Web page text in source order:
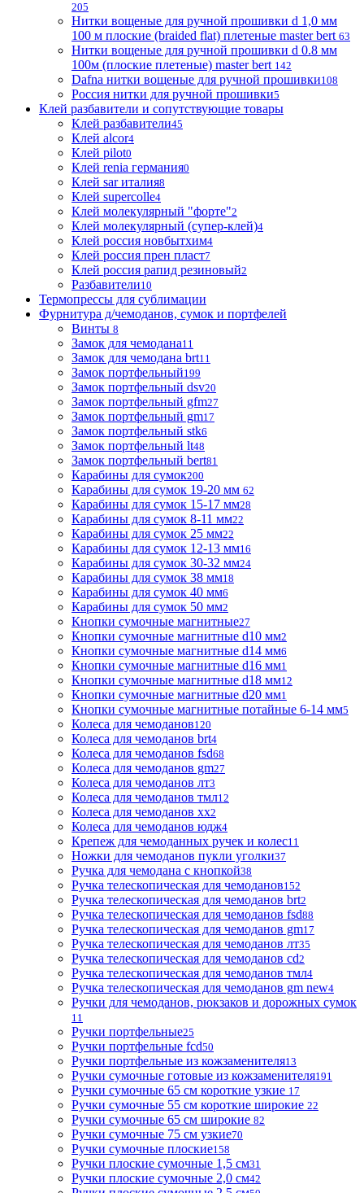
205
Нитки вощеные для ручной прошивки d 1,0 мм
100 м плоские (braided flat) плетеные master bert 63
Нитки вощеные для ручной прошивки d 0.8 мм
100м (плоские плетеные) master bert 142
Dafna нитки вощеные для ручной прошивки108
Россия нитки для ручной прошивки5
Клей разбавители и сопутствующие товары
Клей разбавители45
Клей alcor4
Клей pilot0
Клей renia германия0
Клей sar италия8
Клей supercolle4
Клей молекулярный "форте"2
Клей молекулярный (супер-клей)4
Клей россия новбытхим4
Клей россия прен пласт7
Клей россия рапид резиновый2
Разбавители10
Термопрессы для сублимации
Фурнитура д/чемоданов, сумок и портфелей
Винты 8
Замок для чемодана11
Замок для чемодана brt11
Замок портфельный199
Замок портфельный dsv20
Замок портфельный gfm27
Замок портфельный gm17
Замок портфельный stk6
Замок портфельный lt48
Замок портфельный bert81
Карабины для сумок200
Карабины для сумок 19-20 мм 62
Карабины для сумок 15-17 мм28
Карабины для сумок 8-11 мм22
Карабины для сумок 25 мм22
Карабины для сумок 12-13 мм16
Карабины для сумок 30-32 мм24
Карабины для сумок 38 мм18
Карабины для сумок 40 мм6
Карабины для сумок 50 мм2
Кнопки сумочные магнитные27
Кнопки сумочные магнитные d10 мм2
Кнопки сумочные магнитные d14 мм6
Кнопки сумочные магнитные d16 мм1
Кнопки сумочные магнитные d18 мм12
Кнопки сумочные магнитные d20 мм1
Кнопки сумочные магнитные потайные 6-14 мм5
Колеса для чемоданов120
Колеса для чемоданов brt4
Колеса для чемоданов fsd68
Колеса для чемоданов gm27
Колеса для чемоданов лт3
Колеса для чемоданов тмл12
Колеса для чемоданов хх2
Колеса для чемоданов юдж4
Крепеж для чемоданных ручек и колес11
Ножки для чемоданов пукли уголки37
Ручка для чемодана с кнопкой38
Ручка телескопическая для чемоданов152
Ручка телескопическая для чемоданов brt2
Ручка телескопическая для чемоданов fsd88
Ручка телескопическая для чемоданов gm17
Ручка телескопическая для чемоданов лт35
Ручка телескопическая для чемоданов сd2
Ручка телескопическая для чемоданов тмл4
Ручка телескопическая для чемоданов gm new4
Ручки для чемоданов, рюкзаков и дорожных сумок
11
Ручки портфельные25
Ручки портфельные fcd50
Ручки портфельные из кожзаменителя13
Ручки сумочные готовые из кожзаменителя191
Ручки сумочные 65 см короткие узкие 17
Ручки сумочные 55 см короткие широкие 22
Ручки сумочные 65 см широкие 82
Ручки сумочные 75 см узкие70
Ручки сумочные плоские158
Ручки плоские сумочные 1,5 см31
Ручки плоские сумочные 2,0 см42